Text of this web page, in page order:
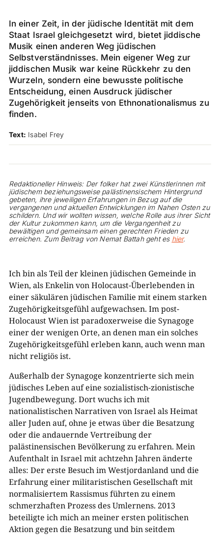
In einer Zeit, in der jüdische Identität mit dem
Staat Israel gleichgesetzt wird, bietet jiddische
Musik einen anderen Weg jüdischen
Selbstverständnisses. Mein eigener Weg zur
jiddischen Musik war keine Rückkehr zu den
Wurzeln, sondern eine bewusste politische
Entscheidung, einen Ausdruck jüdischer
Zugehörigkeit jenseits von Ethnonationalismus zu
finden.
Text: Isabel Frey
Redaktioneller Hinweis: Der folker hat zwei Künstlerinnen mit
jüdischem beziehungsweise palästinensischem Hintergrund
gebeten, ihre jeweiligen Erfahrungen in Bezug auf die
vergangenen und aktuellen Entwicklungen im Nahen Osten zu
schildern. Und wir wollten wissen, welche Rolle aus ihrer Sicht
der Kultur zukommen kann, um die Vergangenheit zu
bewältigen und gemeinsam einen gerechten Frieden zu
erreichen. Zum Beitrag von Nemat Battah geht es hier.
Ich bin als Teil der kleinen jüdischen Gemeinde in
Wien, als Enkelin von Holocaust-Überlebenden in
einer säkulären jüdischen Familie mit einem starken
Zugehörigkeitsgefühl aufgewachsen. Im post-
Holocaust Wien ist paradoxerweise die Synagoge
einer der wenigen Orte, an denen man ein solches
Zugehörigkeitsgefühl erleben kann, auch wenn man
nicht religiös ist.
Außerhalb der Synagoge konzentrierte sich mein
jüdisches Leben auf eine sozialistisch-zionistische
Jugendbewegung. Dort wuchs ich mit
nationalistischen Narrativen von Israel als Heimat
aller Juden auf, ohne je etwas über die Besatzung
oder die andauernde Vertreibung der
palästinensischen Bevölkerung zu erfahren. Mein
Aufenthalt in Israel mit achtzehn Jahren änderte
alles: Der erste Besuch im Westjordanland und die
Erfahrung einer militaristischen Gesellschaft mit
normalisiertem Rassismus führten zu einem
schmerzhaften Prozess des Umlernens. 2013
beteiligte ich mich an meiner ersten politischen
Aktion gegen die Besatzung und bin seitdem